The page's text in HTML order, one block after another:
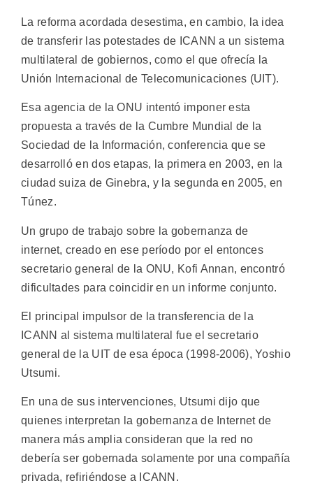
La reforma acordada desestima, en cambio, la idea
de transferir las potestades de ICANN a un sistema
multilateral de gobiernos, como el que ofrecía la
Unión Internacional de Telecomunicaciones (UIT).
Esa agencia de la ONU intentó imponer esta
propuesta a través de la Cumbre Mundial de la
Sociedad de la Información, conferencia que se
desarrolló en dos etapas, la primera en 2003, en la
ciudad suiza de Ginebra, y la segunda en 2005, en
Túnez.
Un grupo de trabajo sobre la gobernanza de
internet, creado en ese período por el entonces
secretario general de la ONU, Kofi Annan, encontró
dificultades para coincidir en un informe conjunto.
El principal impulsor de la transferencia de la
ICANN al sistema multilateral fue el secretario
general de la UIT de esa época (1998-2006), Yoshio
Utsumi.
En una de sus intervenciones, Utsumi dijo que
quienes interpretan la gobernanza de Internet de
manera más amplia consideran que la red no
debería ser gobernada solamente por una compañía
privada, refiriéndose a ICANN.